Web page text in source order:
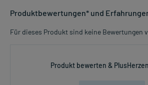
Produktbewertungen* und
Für dieses Produkt sind keine Bewertungen
Produkt bewerten &